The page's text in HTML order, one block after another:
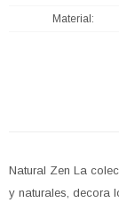
Material
Natural Zen La
y naturales, decora